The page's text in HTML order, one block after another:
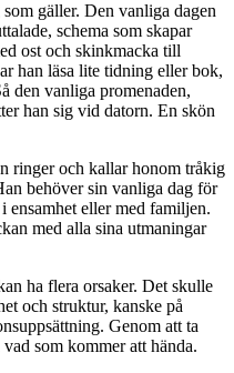
gäller. Den vanliga dagen
schema som skapar
ost och skinkmacka till
han läsa lite tidning eller bok,
den vanliga promenaden,
han sig vid datorn. En skön
ringer och kallar honom tråkig
behöver sin vanliga dag för
ensamhet eller med familjen.
med alla sina utmaningar
ha flera orsaker. Det skulle
och struktur, kanske på
Genom att ta
som kommer att hända.